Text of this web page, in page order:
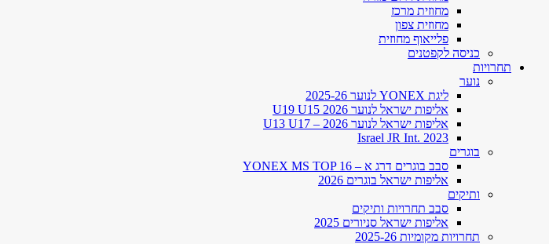
מחוזית מרכז
מחוזית צפון
פלייאוף מחוזית
כניסה לקפטנים
תחרויות
נוער
ליגת YONEX לנוער 2025-26
אליפות ישראל לנוער U19 U15 2026
אליפות ישראל לנוער 2026 – U13 U17
Israel JR Int. 2023
בוגרים
סבב בוגרים דרג א – YONEX MS TOP 16
אליפות ישראל בוגרים 2026
ותיקים
סבב תחרויות ותיקים
אליפות ישראל סניורים 2025
תחרויות מקומיות 2025-26